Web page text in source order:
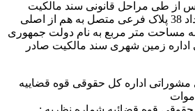
از طی مراحل قانونی سند مالکیت
اراضی ملی به صورت تعداد 38 پلاک فرعی متصل به هم از اصلی
به مساحت متر مربع به نام دولت جمهوری
اداره زمین شهری سند مالکیت صادر
اداره کل حقوقی قوه قضاییه